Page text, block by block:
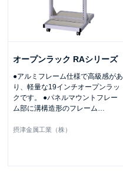
オープンラック RAシリーズ
●アルミフレーム仕様で高級感があ
り、軽量な19インチオープンラッ
クです。 ●パネルマウントフレー
ム部に溝構造形のフレーム…
摂津金属工業（株）